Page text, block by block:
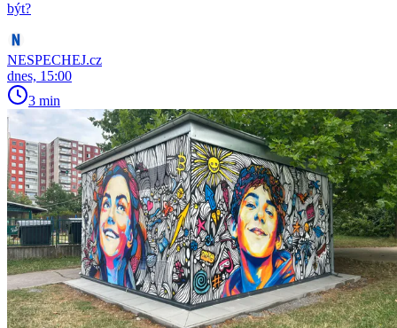
být?
NESPECHEJ.cz
dnes, 15:00
3 min